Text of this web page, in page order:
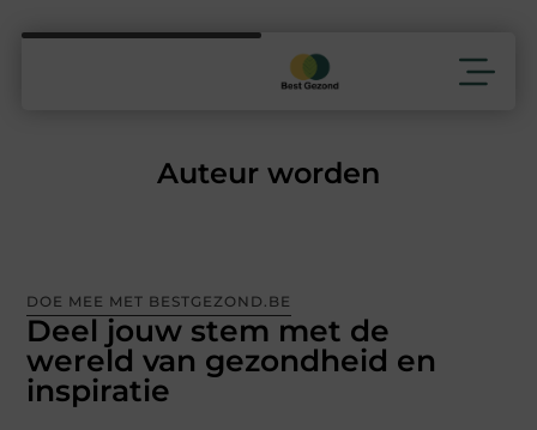
Auteur worden
DOE MEE MET BESTGEZOND.BE
Deel jouw stem met de
wereld van gezondheid en
inspiratie